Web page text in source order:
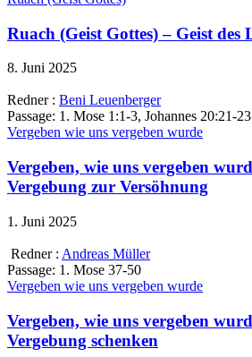
Ruach (Geist Gottes) – Geist des
8. Juni 2025
Redner : Beni Leuenberger
Passage: 1. Mose 1:1-3, Johannes 20:21-23
Vergeben wie uns vergeben wurde
Vergeben, wie uns vergeben
Vergebung zur Versöhnung
1. Juni 2025
Redner : Andreas Müller
Passage: 1. Mose 37-50
Vergeben wie uns vergeben wurde
Vergeben, wie uns vergeben
Vergebung schenken